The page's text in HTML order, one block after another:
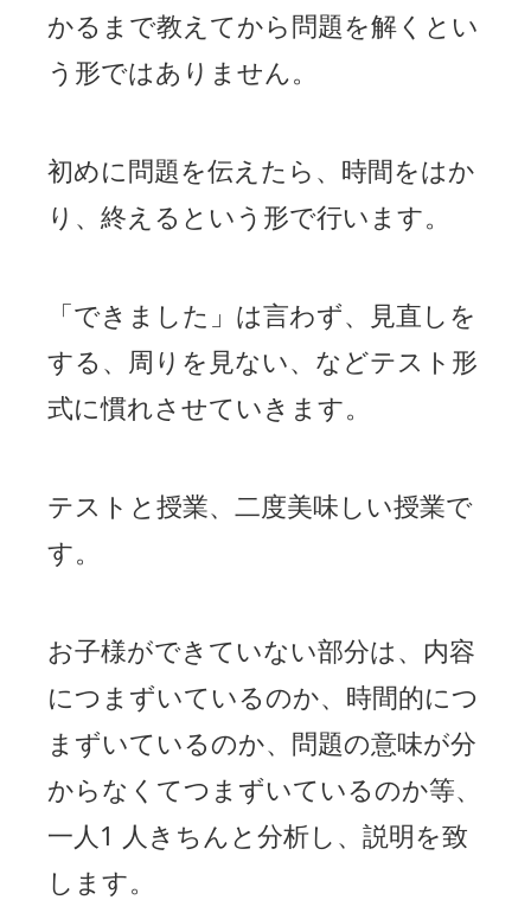
かるまで教えてから問題を解くとい
う形ではありません。
初めに問題を伝えたら、時間をはか
り、終えるという形で行います。
「できました」は言わず、見直しを
する、周りを見ない、などテスト形
式に慣れさせていきます。
テストと授業、二度美味しい授業で
す。
お子様ができていない部分は、内容
につまずいているのか、時間的につ
まずいているのか、問題の意味が分
からなくてつまずいているのか等、
一人1 人きちんと分析し、説明を致
します。